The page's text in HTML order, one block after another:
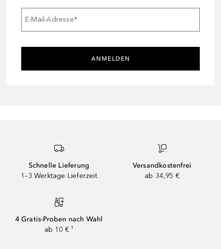
E-Mail-Adresse*
ANMELDEN
Schnelle Lieferung
1–3 Werktage Lieferzeit
Versandkostenfrei
ab 34,95 €
4 Gratis-Proben nach Wahl
ab 10 € ¹